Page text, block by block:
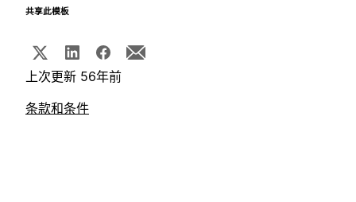
共享此模板
上次更新 56年前
条款和条件